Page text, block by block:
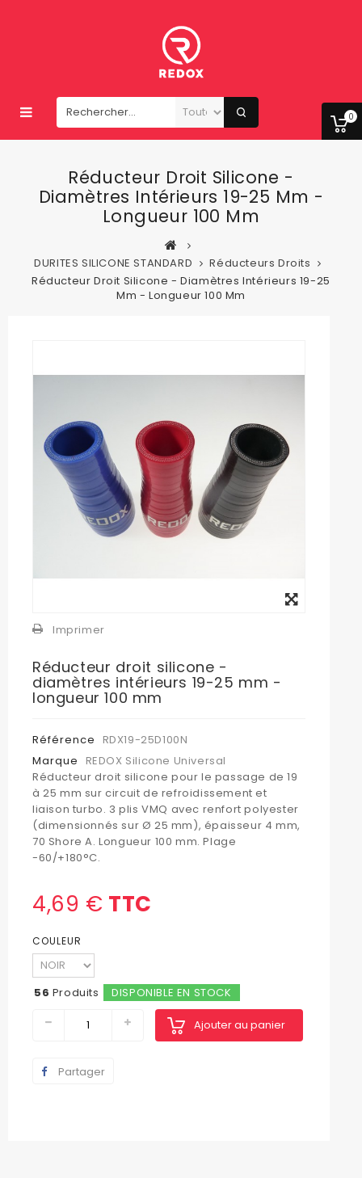
0
Réducteur Droit Silicone -
Diamètres Intérieurs 19-25 Mm -
Longueur 100 Mm
DURITES SILICONE STANDARD
Réducteurs Droits
Réducteur Droit Silicone - Diamètres Intérieurs 19-25
Mm - Longueur 100 Mm
Imprimer
Réducteur droit silicone -
diamètres intérieurs 19-25 mm -
longueur 100 mm
Référence
RDX19-25D100N
Marque
REDOX Silicone Universal
Réducteur droit silicone pour le passage de 19
à 25 mm sur circuit de refroidissement et
liaison turbo. 3 plis VMQ avec renfort polyester
(dimensionnés sur Ø 25 mm), épaisseur 4 mm,
70 Shore A. Longueur 100 mm. Plage
-60/+180°C.
4,69 € TTC
COULEUR
56 Produits DISPONIBLE EN STOCK
Ajouter au panier
Partager